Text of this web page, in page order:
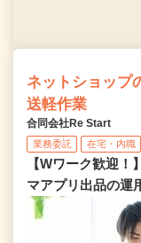
ネットショップ
送軽作業
合同会社Re Start
業務委託 在宅・内職
【Wワーク歓迎
マアプリ出品の運